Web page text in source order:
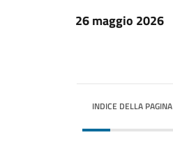
26 maggio 2026
INDICE DELLA PAGINA